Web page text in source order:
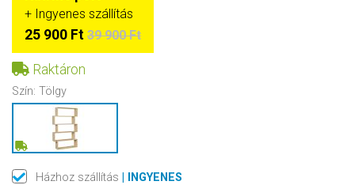
+ Ingyenes szállítás
25 900 Ft 39 900 Ft
Raktáron
Szín: Tölgy
Házhoz szállítás
| INGYENES